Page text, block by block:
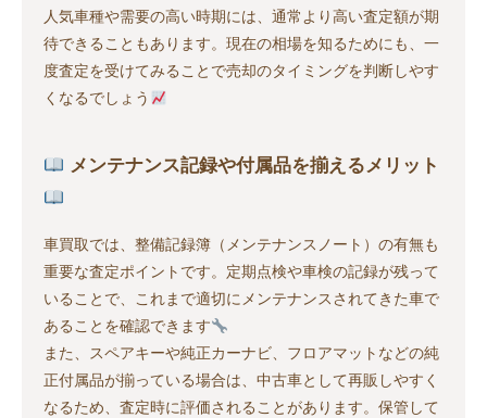
人気車種や需要の高い時期には、通常より高い査定額が期
待できることもあります。現在の相場を知るためにも、一
度査定を受けてみることで売却のタイミングを判断しやす
くなるでしょう
メンテナンス記録や付属品を揃えるメリット
車買取では、整備記録簿（メンテナンスノート）の有無も
重要な査定ポイントです。定期点検や車検の記録が残って
いることで、これまで適切にメンテナンスされてきた車で
あることを確認できます
また、スペアキーや純正カーナビ、フロアマットなどの純
正付属品が揃っている場合は、中古車として再販しやすく
なるため、査定時に評価されることがあります。保管して